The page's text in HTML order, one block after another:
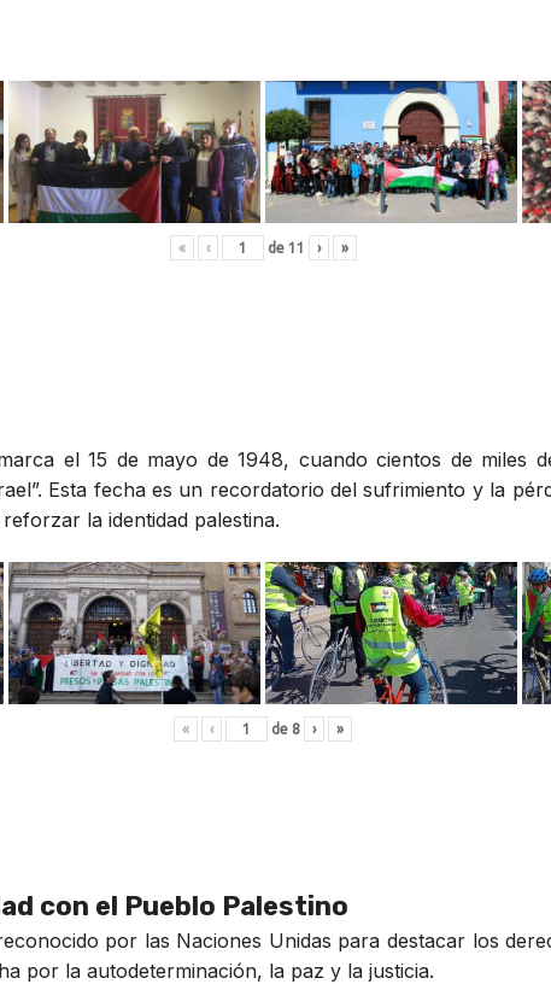
« ‹ de 11 › »
el 15 de mayo de 1948, cuando cientos de miles
Esta fecha es un recordatorio del sufrimiento y la
la identidad palestina.
« ‹ de 8 › »
con el Pueblo Palestino
por las Naciones Unidas para destacar los
por la autodeterminación, la paz y la justicia.